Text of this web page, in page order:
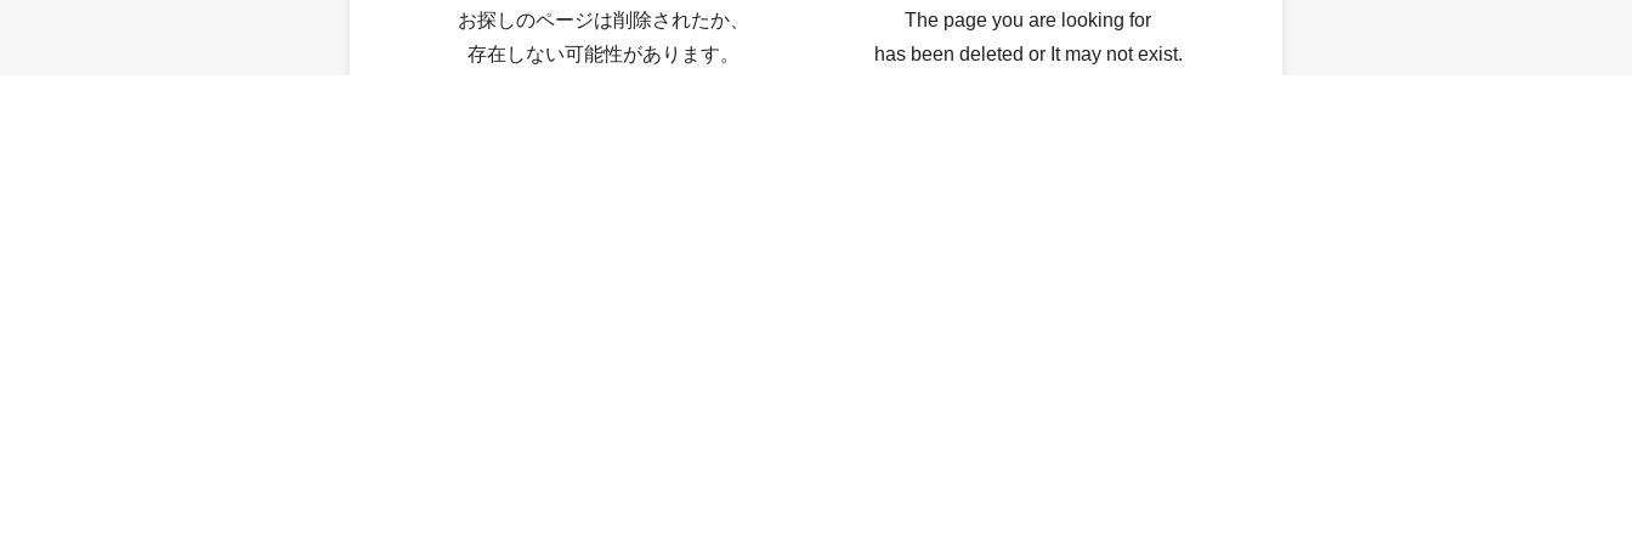
お探しのページは削除されたか、
存在しない可能性があります。
The page you are looking for
has been deleted or It may not exist.